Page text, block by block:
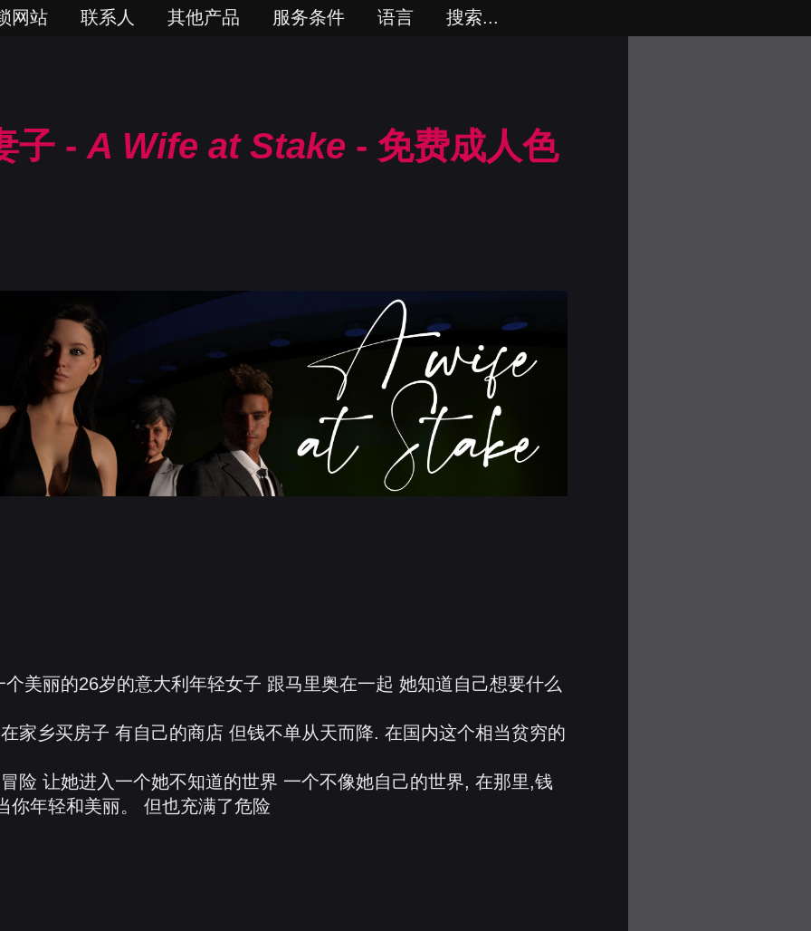
网站 联系人 其他产品 服务条件 语言 搜索...
子 - A Wife at Stake - 免费成人色
美丽的26岁的意大利年轻女子 跟马里奥在一起 她知道自己想要什么
家乡买房子 有自己的商店 但钱不单从天而降. 在国内这个相当贫穷的
险 让她进入一个她不知道的世界 一个不像她自己的世界, 在那里,钱
你年轻和美丽。 但也充满了危险